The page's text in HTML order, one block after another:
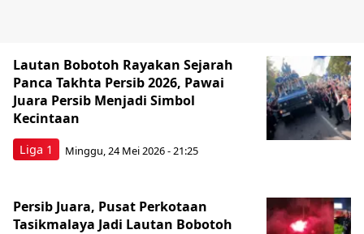
Liga 1
Lautan Bobotoh Rayakan Sejarah
Panca Takhta Persib 2026, Pawai
Juara Persib Menjadi Simbol
Kecintaan
Minggu, 24 Mei 2026 - 21:25
Persib Juara, Pusat Perkotaan
Tasikmalaya Jadi Lautan Bobotoh